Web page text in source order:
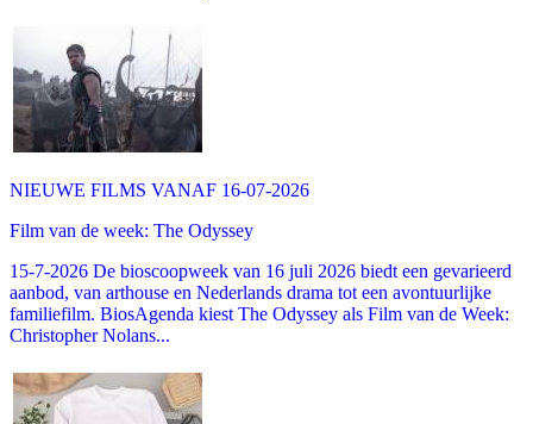
NIEUWE FILMS VANAF 16-07-2026
Film van de week: The Odyssey
15-7-2026 De bioscoopweek van 16 juli 2026 biedt een gevarieerd
aanbod, van arthouse en Nederlands drama tot een avontuurlijke
familiefilm. BiosAgenda kiest The Odyssey als Film van de Week:
Christopher Nolans...